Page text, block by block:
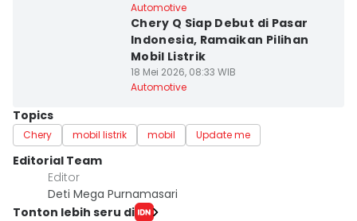
Automotive
Chery Q Siap Debut di Pasar
Indonesia, Ramaikan Pilihan
Mobil Listrik
18 Mei 2026, 08:33 WIB
Automotive
Topics
Chery mobil listrik mobil Update me
Editorial Team
Editor
Deti Mega Purnamasari
Tonton lebih seru di